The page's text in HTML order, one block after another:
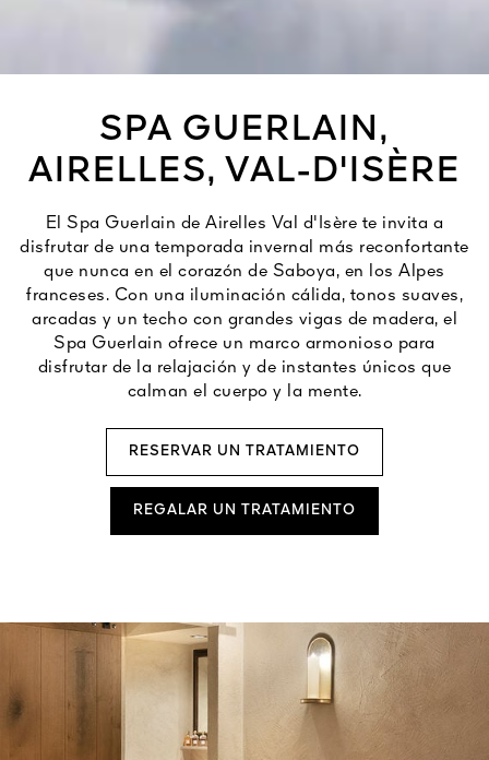
SPA GUERLAIN,
AIRELLES, VAL-D'ISÈRE
El Spa Guerlain de Airelles Val d'Isère te invita a
disfrutar de una temporada invernal más reconfortante
que nunca en el corazón de Saboya, en los Alpes
franceses. Con una iluminación cálida, tonos suaves,
arcadas y un techo con grandes vigas de madera, el
Spa Guerlain ofrece un marco armonioso para
disfrutar de la relajación y de instantes únicos que
calman el cuerpo y la mente.
RESERVAR UN TRATAMIENTO
REGALAR UN TRATAMIENTO